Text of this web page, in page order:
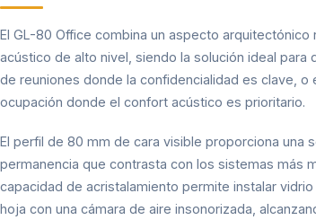
El GL-80 Office combina un aspecto
acústico de alto nivel, siendo la solución ideal para
de reuniones donde la confidencialidad es clave, o
ocupación donde el confort acústico es prioritario.
El perfil de 80 mm de cara visible proporciona una
permanencia que contrasta con los sistemas más
capacidad de acristalamiento permite instalar
hoja con una cámara de aire insonorizada,